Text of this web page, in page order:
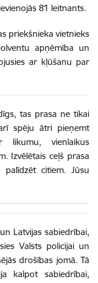
81 leitnants.
priekšnieka vietnieks
apņēmība un
ar kļūšanu par
tas prasa ne tikai
spēju ātri pieņemt
likumu, vienlaikus
Izvēlētais ceļš prasa
palīdzēt citiem. Jūsu
Latvijas sabiedrībai,
Valsts policijai un
drošības jomā. Tā
kalpot sabiedrībai,